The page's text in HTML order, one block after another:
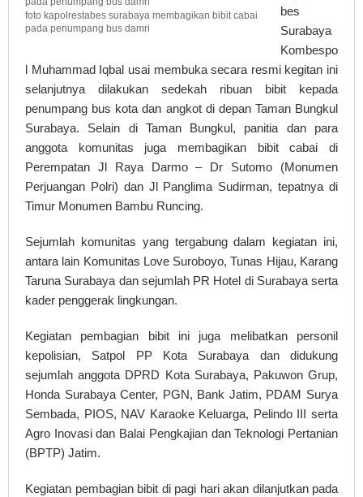
foto kapolrestabes surabaya membagikan bibit cabai
pada penumpang bus damri
bes
Surabaya
Kombespo
l Muhammad Iqbal usai membuka secara resmi kegitan ini
selanjutnya dilakukan sedekah ribuan bibit kepada
penumpang bus kota dan angkot di depan Taman Bungkul
Surabaya. Selain di Taman Bungkul, panitia dan para
anggota komunitas juga membagikan bibit cabai di
Perempatan Jl Raya Darmo – Dr Sutomo (Monumen
Perjuangan Polri) dan Jl Panglima Sudirman, tepatnya di
Timur Monumen Bambu Runcing.
Sejumlah komunitas yang tergabung dalam kegiatan ini,
antara lain Komunitas Love Suroboyo, Tunas Hijau, Karang
Taruna Surabaya dan sejumlah PR Hotel di Surabaya serta
kader penggerak lingkungan.
Kegiatan pembagian bibit ini juga melibatkan personil
kepolisian, Satpol PP Kota Surabaya dan didukung
sejumlah anggota DPRD Kota Surabaya, Pakuwon Grup,
Honda Surabaya Center, PGN, Bank Jatim, PDAM Surya
Sembada, PIOS, NAV Karaoke Keluarga, Pelindo III serta
Agro Inovasi dan Balai Pengkajian dan Teknologi Pertanian
(BPTP) Jatim.
Kegiatan pembagian bibit di pagi hari akan dilanjutkan pada